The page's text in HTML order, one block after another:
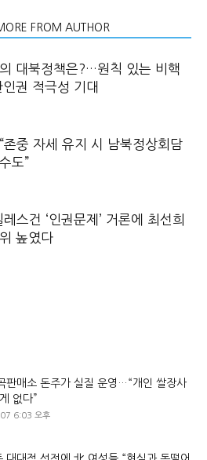
FROM AUTHOR
대북정책은?…원칙 있는 비핵
권 적극성 기대
존중 자세 유지 시 남북정상회담
도”
스건 ‘인권문제’ 거론에 최선희
높였다
판매소 돈주가 실질 운영…“개인 쌀장사
없다”
6:03 오후